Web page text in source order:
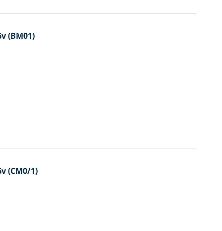
(BM01)
(CM0/1)